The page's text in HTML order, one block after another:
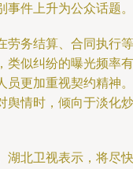
事件上升为公众话题。
劳务结算、合同执行等
类似纠纷的曝光频率有
员更加重视契约精神。
舆情时，倾向于淡化炒
湖北卫视表示，将尽快